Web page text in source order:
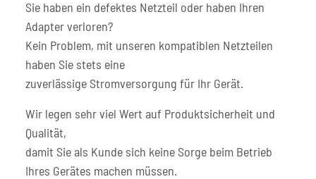
Sie haben ein defektes Netzteil oder haben Ihren
Adapter verloren?
Kein Problem, mit unseren kompatiblen Netzteilen
haben Sie stets eine
zuverlässige Stromversorgung für Ihr Gerät.
Wir legen sehr viel Wert auf Produktsicherheit und
Qualität,
damit Sie als Kunde sich keine Sorge beim Betrieb
Ihres Gerätes machen müssen.